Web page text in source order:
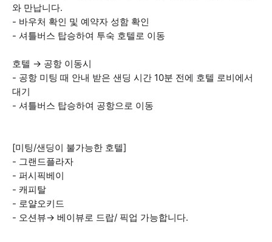
와 만납니다.
- 바우처 확인 및 예약자 성함 확인
- 셔틀버스 탑승하여 투숙 호텔로 이동
호텔 → 공항 이동시
- 공항 미팅 때 안내 받은 샌딩 시간 10분 전에 호텔 로비에서
대기
- 셔틀버스 탑승하여 공항으로 이동
[미팅/샌딩이 불가능한 호텔]
- 그랜드플라자
- 퍼시픽베이
- 캐피탈
- 로얄오키드
- 오션뷰→ 베이뷰로 드랍/ 픽업 가능합니다.